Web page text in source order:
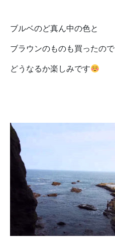
ブルベのど真ん中の色と
ブラウンのものも買ったので
どうなるか楽しみです